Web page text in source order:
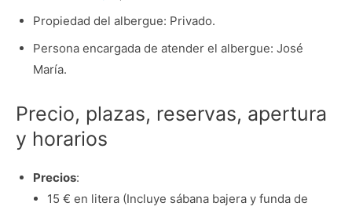
Propiedad del albergue: Privado.
Persona encargada de atender el albergue: José
María.
Precio, plazas, reservas, apertura
y horarios
Precios:
15 € en litera (Incluye sábana bajera y funda de